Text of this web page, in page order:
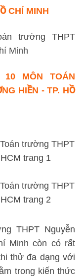
CHÍ MINH
MÔN TOÁN
HIỀN - TP. HỒ
THPT Nguyễn
Minh còn có rất
thử đa dạng với
trong kiến thức